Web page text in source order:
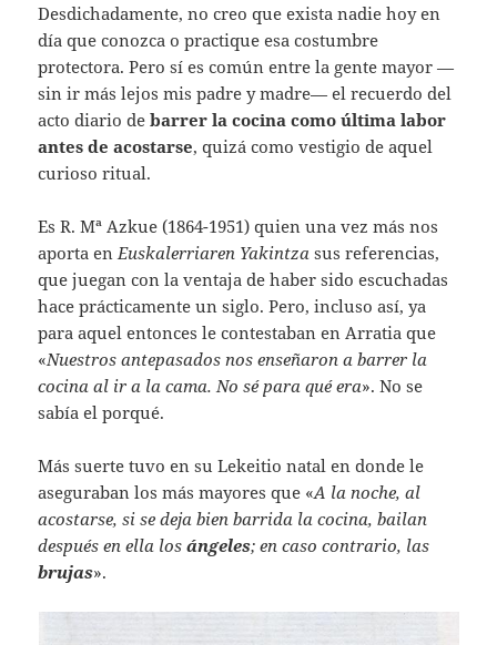
Desdichadamente, no creo que exista nadie hoy en
día que conozca o practique esa costumbre
protectora. Pero sí es común entre la gente mayor —
sin ir más lejos mis padre y madre— el recuerdo del
acto diario debarrer la cocina como última labor
antes de acostarse, quizá como vestigio de aquel
curioso ritual.
Es R. Mª Azkue (1864-1951) quien una vez más nos
aporta en Euskalerriaren Yakintzasus referencias,
que juegan con la ventaja de haber sido escuchadas
hace prácticamente un siglo. Pero, incluso así, ya
para aquel entonces le contestaban en Arratia que
«Nuestros antepasados nos enseñaron a barrer la
cocina al ir a la cama. No sé para qué era». No se
sabía el porqué.
Más suerte tuvo en su Lekeitio natal en donde le
aseguraban los más mayores que «A la noche, al
acostarse, si se deja bien barrida la cocina, bailan
después en ella losángeles; en caso contrario, las
brujas».